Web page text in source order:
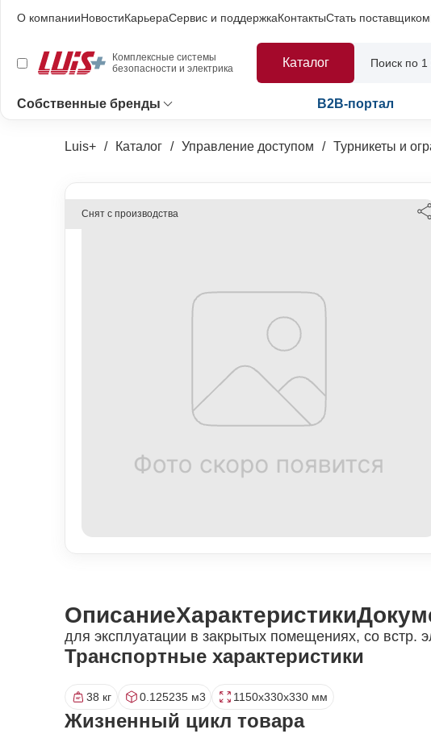
О компанииНовостиКарьераСервис и поддержкаКонтактыСтать поставщиком
Комплексные системы
безопасности и электрика
Каталог
Собственные бренды B2B-портал
Luis+ Каталог Управление доступом Турникеты и
Снят с производства
ОписаниеХарактеристики
для эксплуатации в закрытых помещениях, со
Транспортные характеристики
38 кг 0.125235 м3 1150x330x330 мм
Жизненный цикл товара